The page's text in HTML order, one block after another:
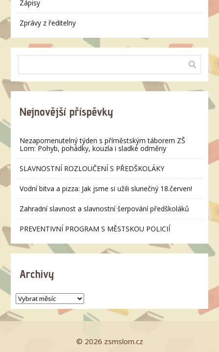
Zápisy
Zprávy z ředitelny
Nejnovější příspěvky
Nezapomenutelný týden s příměstským táborem ZŠ
Lom: Pohyb, pohádky, kouzla i sladké odměny
SLAVNOSTNÍ ROZLOUČENÍ S PŘEDŠKOLÁKY
Vodní bitva a pizza: Jak jsme si užili slunečný 18.červen!
Zahradní slavnost a slavnostní šerpování předškoláků
PREVENTIVNÍ PROGRAM S MĚSTSKOU POLICIÍ
Archivy
© 2026 zsmslom.cz